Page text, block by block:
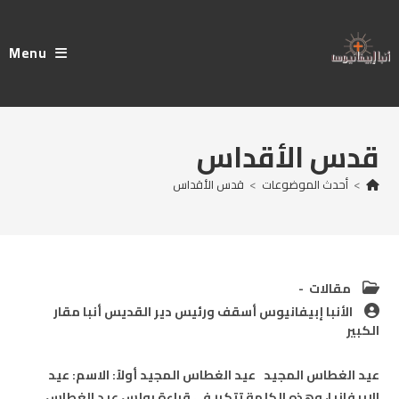
content
Menu
قدس الأقداس
> أحدث الموضوعات > قدس الأقداس
Post
category:
مقالات
Post
author:
الأنبا إبيفانيوس أسقف ورئيس دير القديس أنبا مقار
الكبير
عيد الغطاس المجيد عيد الغطاس المجيد أولاً: الاسم: عيد